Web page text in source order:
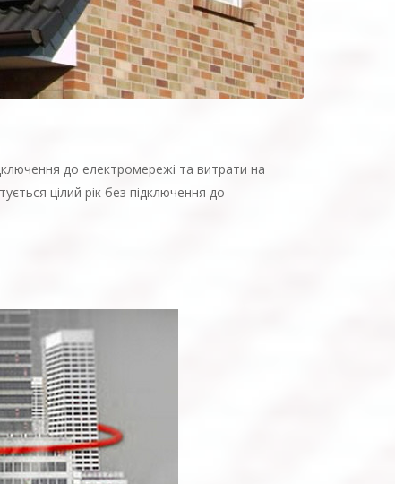
до електромережі та витрати на
цілий рік без підключення до